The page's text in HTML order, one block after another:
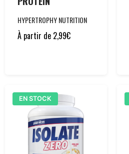
HYPERTROPHY NUTRITION
À partir de 2,99€
EN STOCK